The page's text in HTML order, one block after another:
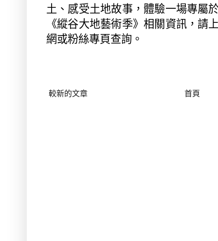
土、感受土地故事，體驗一場專屬
《縱谷大地藝術季》相關資訊，請
網或粉絲專頁查詢。
較新的文章 首頁